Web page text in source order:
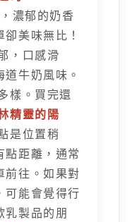
濃郁的奶香
美味無比！
，口感滑
牛奶風味。
樣。買完還
精靈的陽
是位置稍
點距離，通常
前往。如果對
可能會覺得行
乳製品的朋